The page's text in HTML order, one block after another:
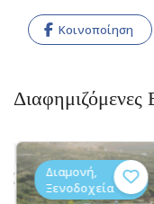
Κοινοποίηση
Διαφημιζόμενες
(1381)
Διαμονή,
Ξενοδοχεία